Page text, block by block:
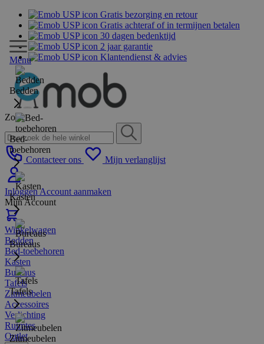
Gratis bezorging en retour
Gratis achteraf of in termijnen betalen
30 dagen bedenktijd
2 jaar garantie
Klantendienst & advies
Zoek
Contacteer ons Mijn verlanglijst
InloggenAccount aanmaken
Mijn Account
Winkelwagen
Menu
Bedden
Bed-
toebehoren
Kasten
Bureaus
Tafels
Zitmeubelen
Bedden
Bed-toebehoren
Kasten
Bureaus
Tafels
Zitmeubelen
Accessoires
Verlichting
Ruimtes
Outlet